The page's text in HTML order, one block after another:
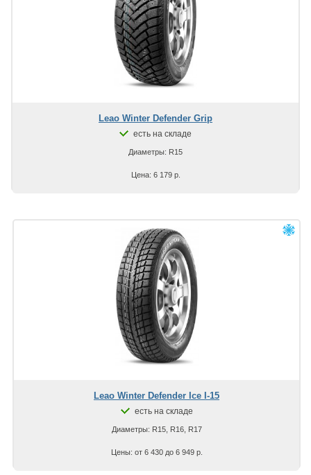
Leao Winter Defender Grip
есть на складе
Диаметры: R15
Цена: 6 179 р.
Leao Winter Defender Ice I-15
есть на складе
Диаметры: R15, R16, R17
Цены: от 6 430 до 6 949 р.